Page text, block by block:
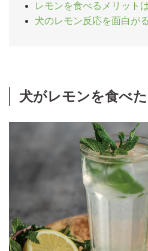
レモンを食べるメリット
犬のレモン反応を面白が
犬がレモンを食べ